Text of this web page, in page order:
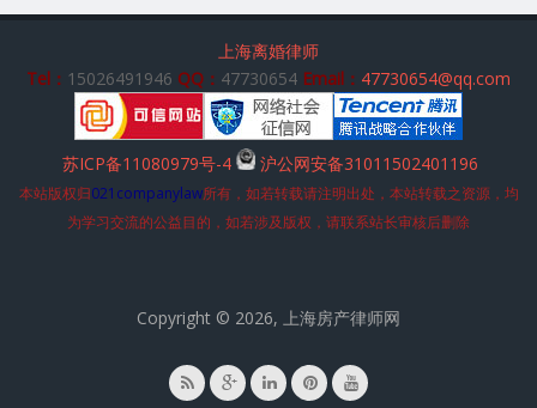
上海离婚律师
Tel： 15026491946 QQ： 47730654 Email： 47730654@qq.com
苏ICP备11080979号-4 沪公网安备31011502401196
本站版权归021companylaw所有，如若转载请注明出处，本站转载之资源，均
为学习交流的公益目的，如若涉及版权，请联系站长审核后删除
Copyright © 2026, 上海房产律师网